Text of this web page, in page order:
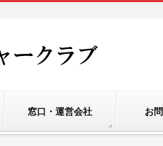
窓口・運営会社 お